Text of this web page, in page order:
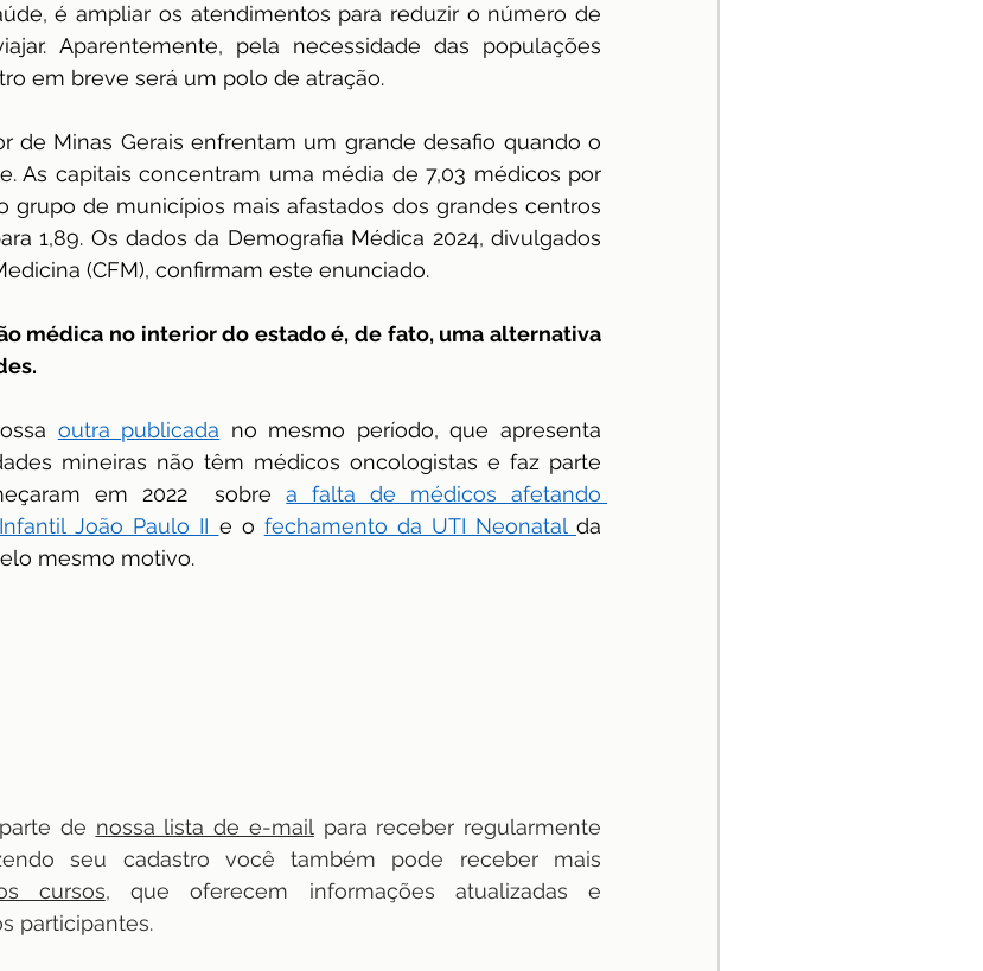
é ampliar os atendimentos para reduzir o número de
Aparentemente, pela necessidade das populações
em breve será um polo de atração.
de Minas Gerais enfrentam um grande desafio quando o
As capitais concentram uma média de 7,03 médicos por
grupo de municípios mais afastados dos grandes centros
1,89. Os dados da Demografia Médica 2024, divulgados
(CFM), confirmam este enunciado.
médica no interior do estado é, de fato, uma alternativa
outra publicada no mesmo período, que apresenta
mineiras não têm médicos oncologistas e faz parte
em 2022  sobre a falta de médicos afetando
João Paulo II e o fechamento da UTI Neonatal da
mesmo motivo.
de nossa lista de e-mail para receber regularmente
seu cadastro você também pode receber mais
cursos, que oferecem informações atualizadas e
participantes.